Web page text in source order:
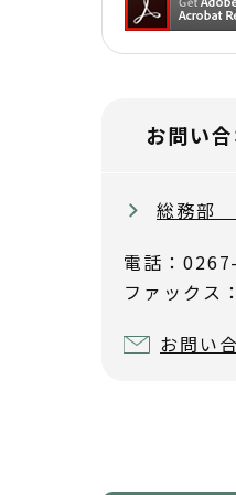
お問い
総務部
電話：
ファックス
お問い